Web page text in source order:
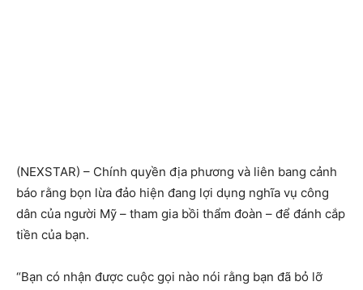
(NEXSTAR) – Chính quyền địa phương và liên bang cảnh
báo rằng bọn lừa đảo hiện đang lợi dụng nghĩa vụ công
dân của người Mỹ – tham gia bồi thẩm đoàn – để đánh cắp
tiền của bạn.
“Bạn có nhận được cuộc gọi nào nói rằng bạn đã bỏ lỡ